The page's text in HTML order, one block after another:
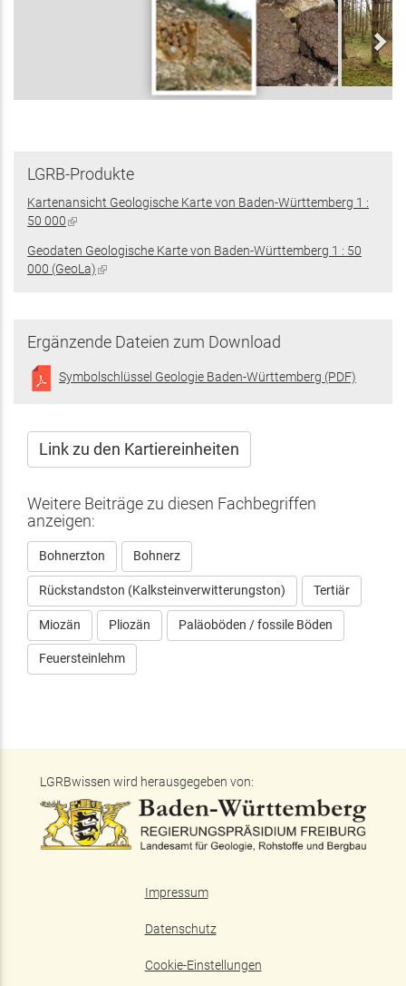
LGRB-Produkte
Kartenansicht Geologische Karte von Baden-Württemberg 1 :
50 000(Link
extern)
Geodaten Geologische Karte von Baden-Württemberg 1 : 50
000 (GeoLa)(Link
Ergänzende Dateien zum Download
Symbolschlüssel Geologie Baden-Württemberg (PDF)
Link zu den Kartiereinheiten
Weitere Beiträge zu diesen Fachbegriffen
anzeigen:
Bohnerzton Bohnerz
Rückstandston (Kalksteinverwitterungston) Tertiär
Miozän Pliozän Paläoböden / fossile Böden
Feuersteinlehm
LGRBwissen wird herausgegeben von:
Impressum
Datenschutz
Cookie-Einstellungen